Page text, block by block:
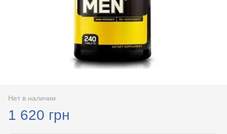
Нет в наличии
1 620 грн